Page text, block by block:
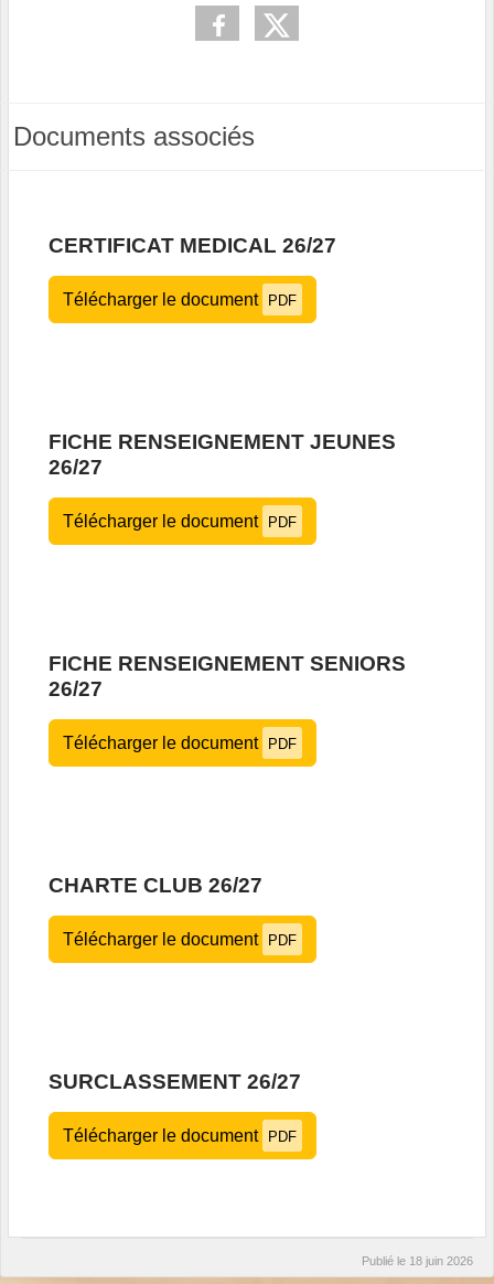
Documents associés
CERTIFICAT MEDICAL 26/27
Télécharger le document PDF
FICHE RENSEIGNEMENT JEUNES
26/27
Télécharger le document PDF
FICHE RENSEIGNEMENT SENIORS
26/27
Télécharger le document PDF
CHARTE CLUB 26/27
Télécharger le document PDF
SURCLASSEMENT 26/27
Télécharger le document PDF
Publié le 18 juin 2026